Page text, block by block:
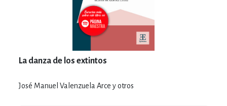
La danza de los extintos
José Manuel Valenzuela Arce y otros